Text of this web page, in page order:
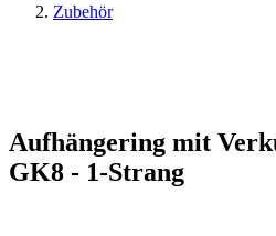
Zubehör
Aufhängering mit
GK8 - 1-Strang